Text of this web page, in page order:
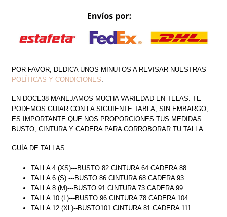
POR FAVOR, DEDICA UNOS MINUTOS A REVISAR NUESTRAS
POLÍTICAS Y CONDICIONES.
EN DOCE38 MANEJAMOS MUCHA VARIEDAD EN TELAS. TE
PODEMOS GUIAR CON LA SIGUIENTE TABLA, SIN EMBARGO,
ES IMPORTANTE QUE NOS PROPORCIONES TUS MEDIDAS:
BUSTO, CINTURA Y CADERA PARA CORROBORAR TU TALLA.
GUÍA DE TALLAS
TALLA 4 (XS)---BUSTO 82 CINTURA 64 CADERA 88
TALLA 6 (S) ---BUSTO 86 CINTURA 68 CADERA 93
TALLA 8 (M)---BUSTO 91 CINTURA 73 CADERA 99
TALLA 10 (L)---BUSTO 96 CINTURA 78 CADERA 104
TALLA 12 (XL)--BUSTO101 CINTURA 81 CADERA 111